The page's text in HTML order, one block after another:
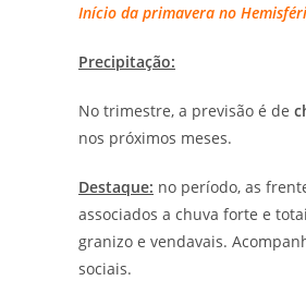
Início da primavera no
Precipitação:
No trimestre, a previsão é de
nos próximos meses.
Destaque: no período, as
associados a chuva forte e
granizo e vendavais.
sociais.